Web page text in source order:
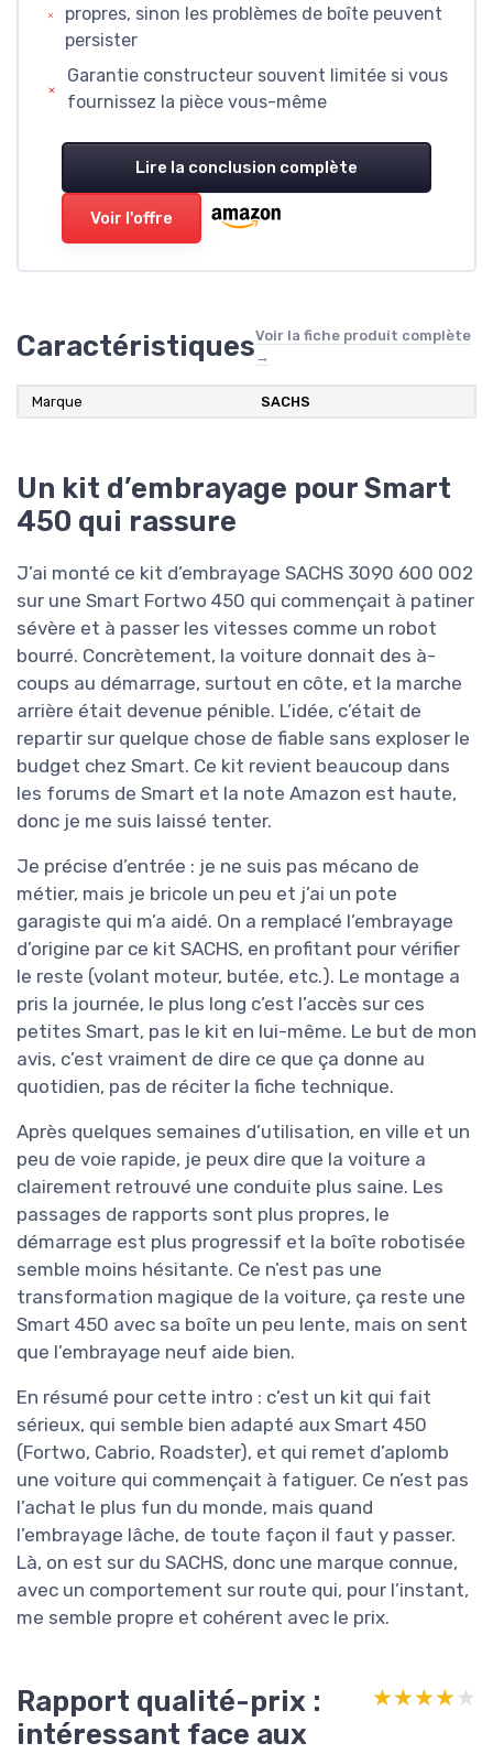
propres, sinon les problèmes de boîte peuvent
persister
Garantie constructeur souvent limitée si vous
fournissez la pièce vous-même
Lire la conclusion complète
Voir l'offre
CaractéristiquesVoir la fiche produit complète
→
Marque ‎SACHS
Un kit d’embrayage pour Smart
450 qui rassure
J’ai monté ce kit d’embrayage SACHS 3090 600 002
sur une Smart Fortwo 450 qui commençait à patiner
sévère et à passer les vitesses comme un robot
bourré. Concrètement, la voiture donnait des à-
coups au démarrage, surtout en côte, et la marche
arrière était devenue pénible. L’idée, c’était de
repartir sur quelque chose de fiable sans exploser le
budget chez Smart. Ce kit revient beaucoup dans
les forums de Smart et la note Amazon est haute,
donc je me suis laissé tenter.
Je précise d’entrée : je ne suis pas mécano de
métier, mais je bricole un peu et j’ai un pote
garagiste qui m’a aidé. On a remplacé l’embrayage
d’origine par ce kit SACHS, en profitant pour vérifier
le reste (volant moteur, butée, etc.). Le montage a
pris la journée, le plus long c’est l’accès sur ces
petites Smart, pas le kit en lui-même. Le but de mon
avis, c’est vraiment de dire ce que ça donne au
quotidien, pas de réciter la fiche technique.
Après quelques semaines d’utilisation, en ville et un
peu de voie rapide, je peux dire que la voiture a
clairement retrouvé une conduite plus saine. Les
passages de rapports sont plus propres, le
démarrage est plus progressif et la boîte robotisée
semble moins hésitante. Ce n’est pas une
transformation magique de la voiture, ça reste une
Smart 450 avec sa boîte un peu lente, mais on sent
que l’embrayage neuf aide bien.
En résumé pour cette intro : c’est un kit qui fait
sérieux, qui semble bien adapté aux Smart 450
(Fortwo, Cabrio, Roadster), et qui remet d’aplomb
une voiture qui commençait à fatiguer. Ce n’est pas
l’achat le plus fun du monde, mais quand
l’embrayage lâche, de toute façon il faut y passer.
Là, on est sur du SACHS, donc une marque connue,
avec un comportement sur route qui, pour l’instant,
me semble propre et cohérent avec le prix.
Rapport qualité-prix :
intéressant face aux
★★★★★
★★★★★